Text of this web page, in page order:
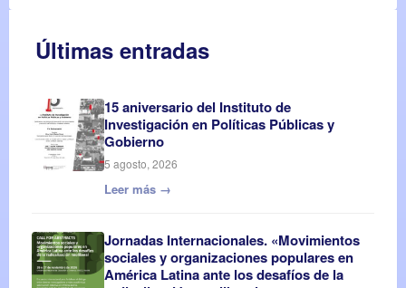
Últimas entradas
15 aniversario del Instituto de
Investigación en Políticas Públicas y
Gobierno
5 agosto, 2026
Leer más →
Jornadas Internacionales. «Movimientos
sociales y organizaciones populares en
América Latina ante los desafíos de la